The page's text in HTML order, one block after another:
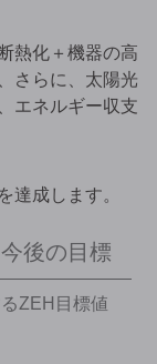
熱化＋機器の高
さらに、太陽光
エネルギー収支
達成します。
後の目標
ZEH目標値